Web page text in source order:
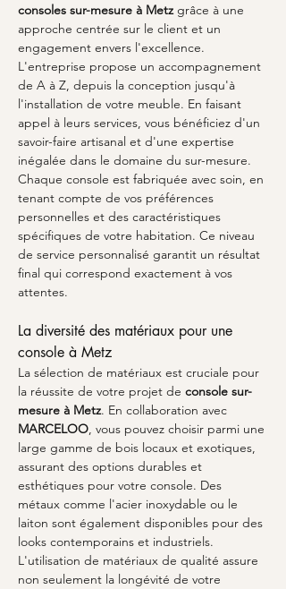
consoles sur-mesure à Metz grâce à une
approche centrée sur le client et un
engagement envers l'excellence.
L'entreprise propose un accompagnement
de A à Z, depuis la conception jusqu'à
l'installation de votre meuble. En faisant
appel à leurs services, vous bénéficiez d'un
savoir-faire artisanal et d'une expertise
inégalée dans le domaine du sur-mesure.
Chaque console est fabriquée avec soin, en
tenant compte de vos préférences
personnelles et des caractéristiques
spécifiques de votre habitation. Ce niveau
de service personnalisé garantit un résultat
final qui correspond exactement à vos
attentes.
La diversité des matériaux pour une
console à Metz
La sélection de matériaux est cruciale pour
la réussite de votre projet de console sur-
mesure à Metz. En collaboration avec
MARCELOO, vous pouvez choisir parmi une
large gamme de bois locaux et exotiques,
assurant des options durables et
esthétiques pour votre console. Des
métaux comme l'acier inoxydable ou le
laiton sont également disponibles pour des
looks contemporains et industriels.
L'utilisation de matériaux de qualité assure
non seulement la longévité de votre